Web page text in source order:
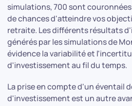
simulations, 700 sont couronnées
de chances d'atteindre vos
retraite. Les différents résultats
générés par les simulations de
évidence la variabilité et
d'investissement au fil du temps.
La prise en compte d'un éventail
d'investissement est un autre